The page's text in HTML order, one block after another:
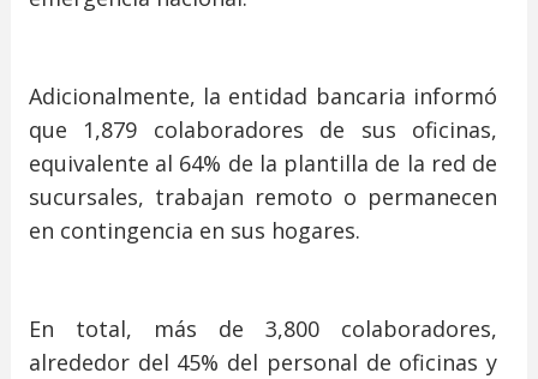
Adicionalmente, la entidad bancaria informó
que 1,879 colaboradores de sus oficinas,
equivalente al 64% de la plantilla de la red de
sucursales, trabajan remoto o permanecen
en contingencia en sus hogares.
En total, más de 3,800 colaboradores,
alrededor del 45% del personal de oficinas y